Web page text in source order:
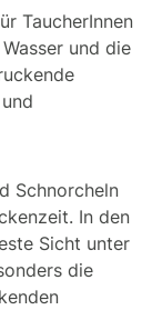
TaucherInnen
und die
Schnorcheln
In den
Sicht unter
die